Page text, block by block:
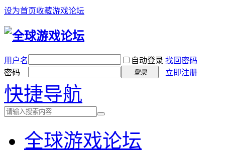
设为首页收藏游戏论坛
用户名 自动登录 找回密码
密码
登录 立即注册
快捷导航
全球游戏论坛